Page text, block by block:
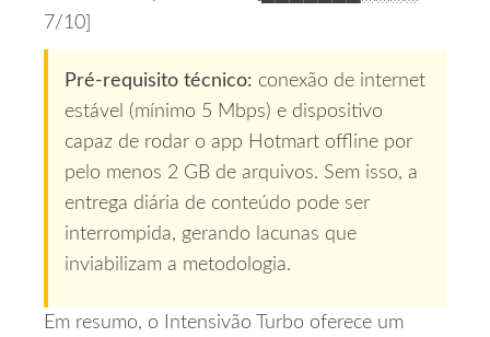
7/10]
Pré‑requisito técnico: conexão de internet
estável (mínimo 5 Mbps) e dispositivo
capaz de rodar o app Hotmart offline por
pelo menos 2 GB de arquivos. Sem isso, a
entrega diária de conteúdo pode ser
interrompida, gerando lacunas que
inviabilizam a metodologia.
Em resumo, o Intensivão Turbo oferece um